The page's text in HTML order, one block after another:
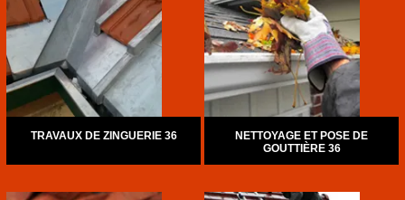
TRAVAUX DE ZINGUERIE 36
NETTOYAGE ET POSE DE
GOUTTIÈRE 36